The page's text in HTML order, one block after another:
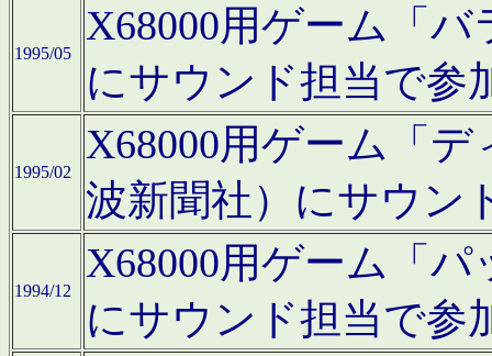
1995/05
X68000用ゲーム「
にサウンド担当で参
1995/02
X68000用ゲーム「
波新聞社）にサウン
1994/12
X68000用ゲーム「
にサウンド担当で参